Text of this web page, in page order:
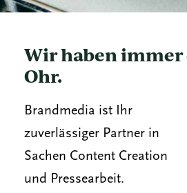
Wir haben immer
Ohr.
Brandmedia ist Ihr
zuverlässiger Partner in
Sachen Content Creation
und Pressearbeit.